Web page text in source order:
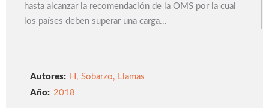
hasta alcanzar la recomendación de la OMS por la cual
los países deben superar una carga...
Autores: H , Sobarzo, Llamas
2018